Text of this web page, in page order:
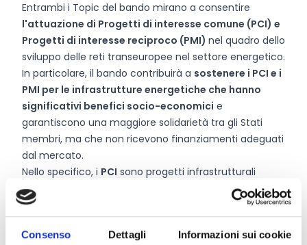
Consenso Dettagli Informazioni sui cookie
Entrambi i Topic del bando mirano a consentire
l'attuazione di Progetti di interesse comune (PCI) e
Progetti di interesse reciproco (PMI) nel quadro dello
sviluppo delle reti transeuropee nel settore energetico.
In particolare, il bando contribuirà a sostenere i PCI e i
PMI per le infrastrutture energetiche che hanno
significativi benefici socio-economici e
garantiscono una maggiore solidarietà tra gli Stati
membri, ma che non ricevono finanziamenti adeguati
dal mercato.
Nello specifico, i PCI sono progetti infrastrutturali
chiave volti a completare il mercato interno europeo
dell'energia e ad aiutare l'UE a raggiungere i suoi
obiettivi in materia di energia e clima: fornire energia a
prezzi accessibili, sicura e sostenibile per tutti gli